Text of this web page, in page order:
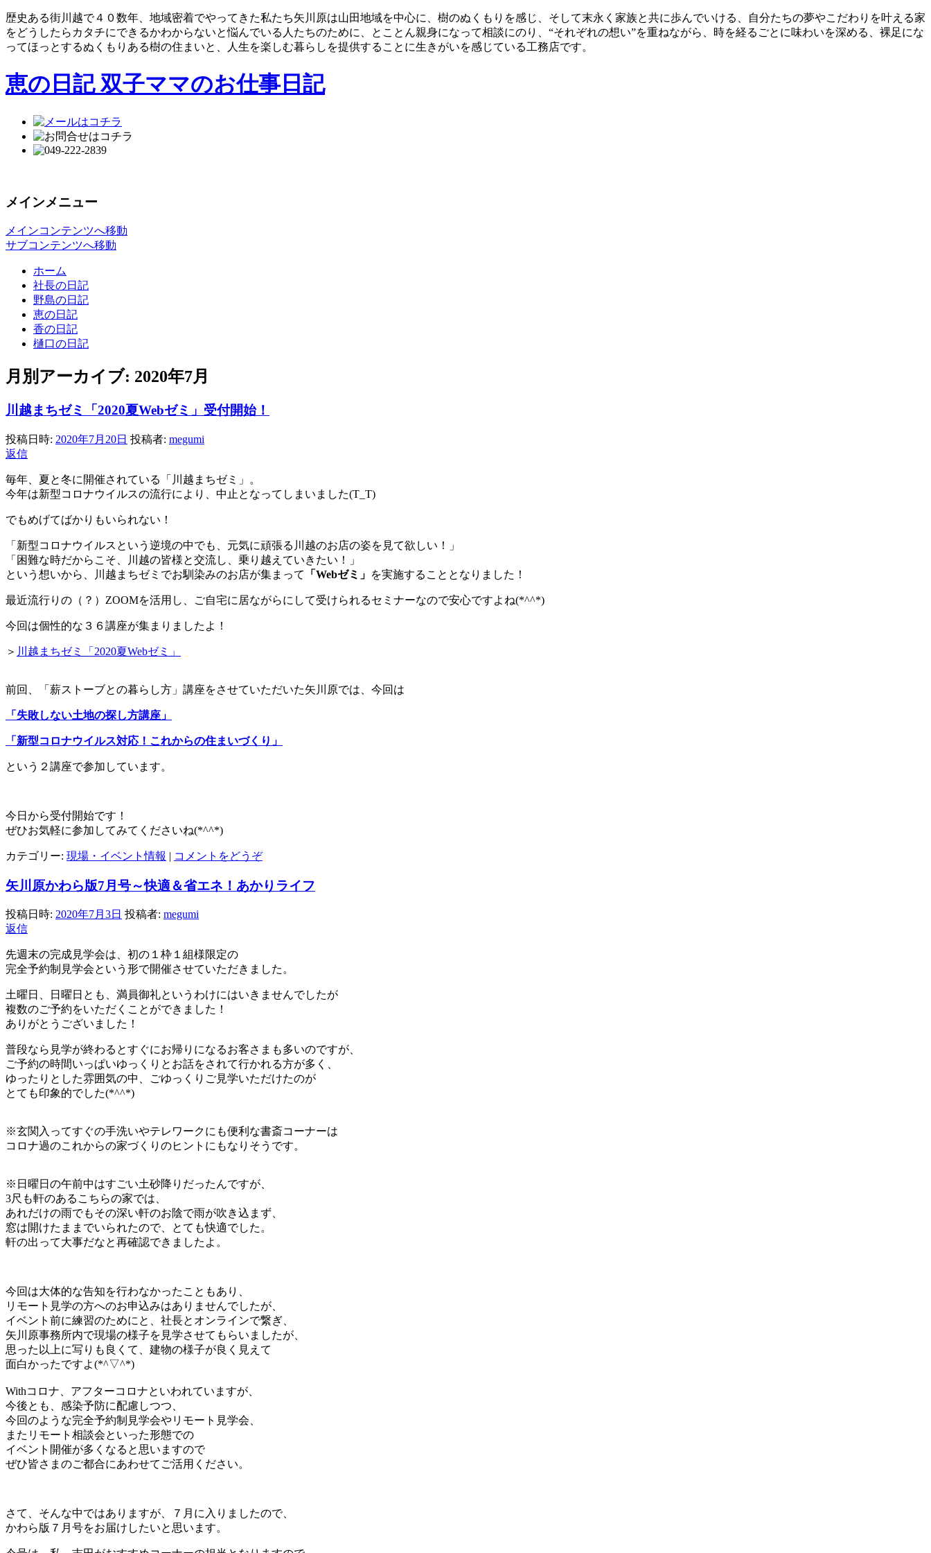
歴史ある街川越で４０数年、地域密着でやってきた私たち矢川原は山田地域を中心に、樹のぬくもりを感じ、そして末永く家族と共に歩んでいける、自分たちの夢やこだわりを叶える家
をどうしたらカタチにできるかわからないと悩んでいる人たちのために、とことん親身になって相談にのり、“それぞれの想い”を重ねながら、時を経るごとに味わいを深める、裸足にな
ってほっとするぬくもりある樹の住まいと、人生を楽しむ暮らしを提供することに生きがいを感じている工務店です。
恵の日記 双子ママのお仕事日記
メインメニュー
メインコンテンツへ移動
サブコンテンツへ移動
ホーム
社長の日記
野島の日記
恵の日記
香の日記
樋口の日記
月別アーカイブ: 2020年7月
川越まちゼミ「2020夏Webゼミ」受付開始！
投稿日時: 2020年7月20日 投稿者: megumi
返信
毎年、夏と冬に開催されている「川越まちゼミ」。
今年は新型コロナウイルスの流行により、中止となってしまいました(T_T)
でもめげてばかりもいられない！
「新型コロナウイルスという逆境の中でも、元気に頑張る川越のお店の姿を見て欲しい！」
「困難な時だからこそ、川越の皆様と交流し、乗り越えていきたい！」
という想いから、川越まちゼミでお馴染みのお店が集まって
「Webゼミ」 を実施することとなりました！
最近流行りの（？）ZOOMを活用し、ご自宅に居ながらにして受けられるセミナーなので安心ですよね(*^^*)
今回は個性的な３６講座が集まりましたよ！
＞ 川越まちゼミ「2020夏Webゼミ」
前回、「薪ストーブとの暮らし方」講座をさせていただいた矢川原では、今回は
「失敗しない土地の探し方講座」
「新型コロナウイルス対応！これからの住まいづくり」
という２講座で参加しています。
今日から受付開始です！
ぜひお気軽に参加してみてくださいね(*^^*)
カテゴリー: 現場・イベント情報 | コメントをどうぞ
矢川原かわら版7月号～快適＆省エネ！あかりライフ
投稿日時: 2020年7月3日 投稿者: megumi
返信
先週末の完成見学会は、初の１枠１組様限定の
完全予約制見学会という形で開催させていただきました。
土曜日、日曜日とも、満員御礼というわけにはいきませんでしたが
複数のご予約をいただくことができました！
ありがとうございました！
普段なら見学が終わるとすぐにお帰りになるお客さまも多いのですが、
ご予約の時間いっぱいゆっくりとお話をされて行かれる方が多く、
ゆったりとした雰囲気の中、ごゆっくりご見学いただけたのが
とても印象的でした(*^^*)
※玄関入ってすぐの手洗いやテレワークにも便利な書斎コーナーは
コロナ過のこれからの家づくりのヒントにもなりそうです。
※日曜日の午前中はすごい土砂降りだったんですが、
3尺も軒のあるこちらの家では、
あれだけの雨でもその深い軒のお陰で雨が吹き込まず、
窓は開けたままでいられたので、とても快適でした。
軒の出って大事だなと再確認できましたよ。
今回は大体的な告知を行わなかったこともあり、
リモート見学の方へのお申込みはありませんでしたが、
イベント前に練習のためにと、社長とオンラインで繋ぎ、
矢川原事務所内で現場の様子を見学させてもらいましたが、
思った以上に写りも良くて、建物の様子が良く見えて
面白かったですよ(*^▽^*)
Withコロナ、アフターコロナといわれていますが、
今後とも、感染予防に配慮しつつ、
今回のような完全予約制見学会やリモート見学会、
またリモート相談会といった形態での
イベント開催が多くなると思いますので
ぜひ皆さまのご都合にあわせてご活用ください。
さて、そんな中ではありますが、７月に入りましたので、
かわら版７月号をお届けしたいと思います。